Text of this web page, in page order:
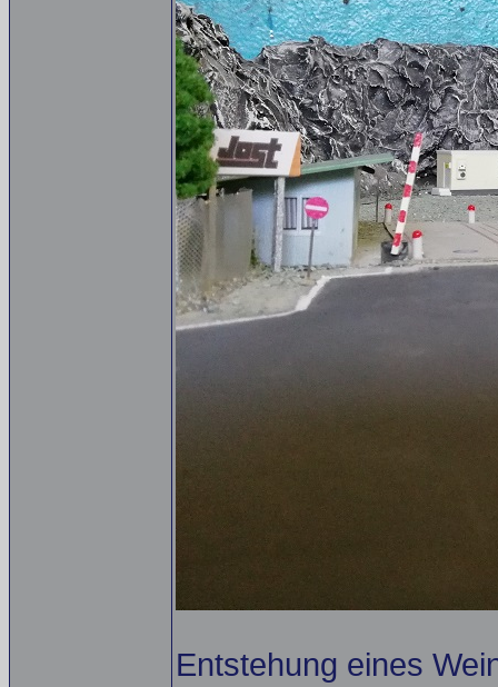
Entstehung eines